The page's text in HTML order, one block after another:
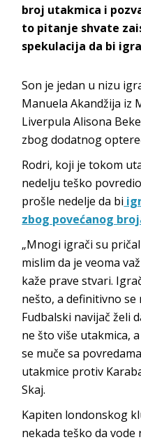
broj utakmica i
to pitanje shvate
spekulacija da bi
Son je jedan u nizu
Manuela Akandžija iz
Liverpula Alisona
zbog dodatnog
Rodri, koji je tokom
nedelju teško
prošle nedelje da bi
zbog povećanog
„Mnogi igrači su
mislim da je veoma
kaže prave stvari.
nešto, a definitivno
Fudbalski navijač želi
ne što više utakmica,
se muče sa
utakmice protiv
Skaj.
Kapiten londonskog
nekada teško da